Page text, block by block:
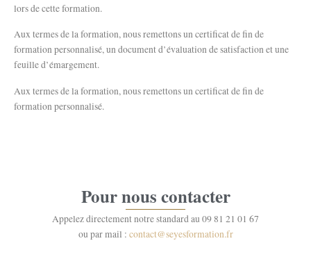
lors de cette formation.
Aux termes de la formation, nous remettons un certificat de fin de
formation personnalisé, un document d’évaluation de satisfaction et une
feuille d’émargement.
Aux termes de la formation, nous remettons un certificat de fin de
formation personnalisé.
Pour nous contacter
Appelez directement notre standard au 09 81 21 01 67
ou par mail : contact@seyesformation.fr